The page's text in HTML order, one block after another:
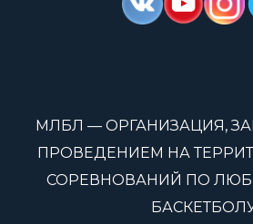
МЛБЛ — ОРГАНИЗАЦИЯ,
ПРОВЕДЕНИЕМ НА
СОРЕВНОВАНИЙ ПО